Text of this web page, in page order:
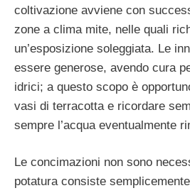
coltivazione avviene con
zone a clima mite, nelle quali
un’esposizione soleggiata. Le
essere generose, avendo cura
idrici; a questo scopo è
vasi di terracotta e ricordare
sempre l’acqua eventualmente
Le concimazioni non sono
potatura consiste